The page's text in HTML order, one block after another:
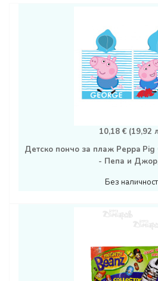
10,18 € (19,92
Детско пончо за плаж Peppa
- Пепа и
Без